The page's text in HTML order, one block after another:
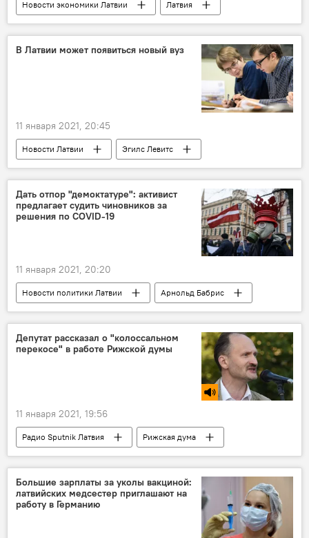
Новости экономики Латвии
Латвия
Лиепайский порт
грузоперевозки
зерно
В Латвии может появиться новый вуз
11 января 2021, 20:45
Новости Латвии
Эгилс Левитс
Латвия
образование
Дать отпор "демоктатуре": активист
предлагает судить чиновников за
решения по COVID-19
11 января 2021, 20:20
Новости политики Латвии
Арнольд Бабрис
коронавирус
Депутат рассказал о "колоссальном
перекосе" в работе Рижской думы
11 января 2021, 19:56
Радио Sputnik Латвия
Рижская дума
депутат
Мирослав Митрофанов
Латвия
политика
Большие зарплаты за уколы вакциной:
латвийских медсестер приглашают на
работу в Германию